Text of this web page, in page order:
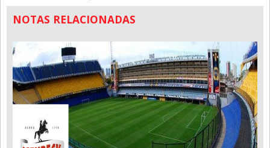
Minuto Lanzamiento
Opinion
País
Política
Publicidad y Marketing
Real Estate y Propiedades
NOTAS RELACIONADAS